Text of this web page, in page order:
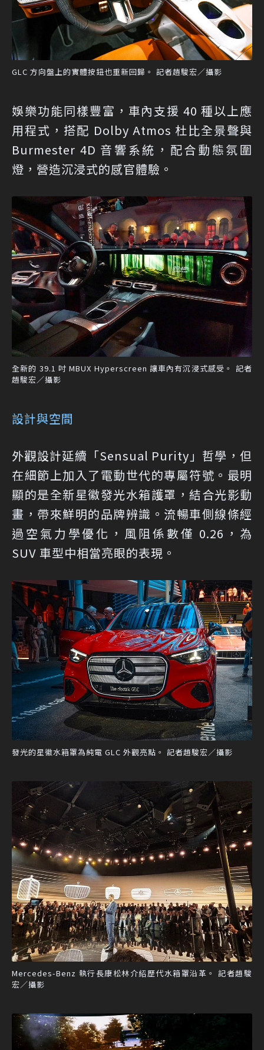
GLC 方向盤上的實體按鈕也重新回歸。 記者趙駿宏／攝影
娛樂功能同樣豐富，車內支援 40 種以上應
用程式，搭配 Dolby Atmos 杜比全景聲與
Burmester 4D 音響系統，配合動態氛圍
燈，營造沉浸式的感官體驗。
全新的 39.1 吋 MBUX Hyperscreen 讓車內有沉浸式感受。 記者
趙駿宏／攝影
設計與空間
外觀設計延續「Sensual Purity」哲學，但
在細節上加入了電動世代的專屬符號。最明
顯的是全新星徽發光水箱護罩，結合光影動
畫，帶來鮮明的品牌辨識。流暢車側線條經
過空氣力學優化，風阻係數僅 0.26，為
SUV 車型中相當亮眼的表現。
發光的星徽水箱罩為純電 GLC 外觀亮點。 記者趙駿宏／攝影
Mercedes-Benz 執行長康松林介紹歷代水箱罩沿革。 記者趙駿
宏／攝影